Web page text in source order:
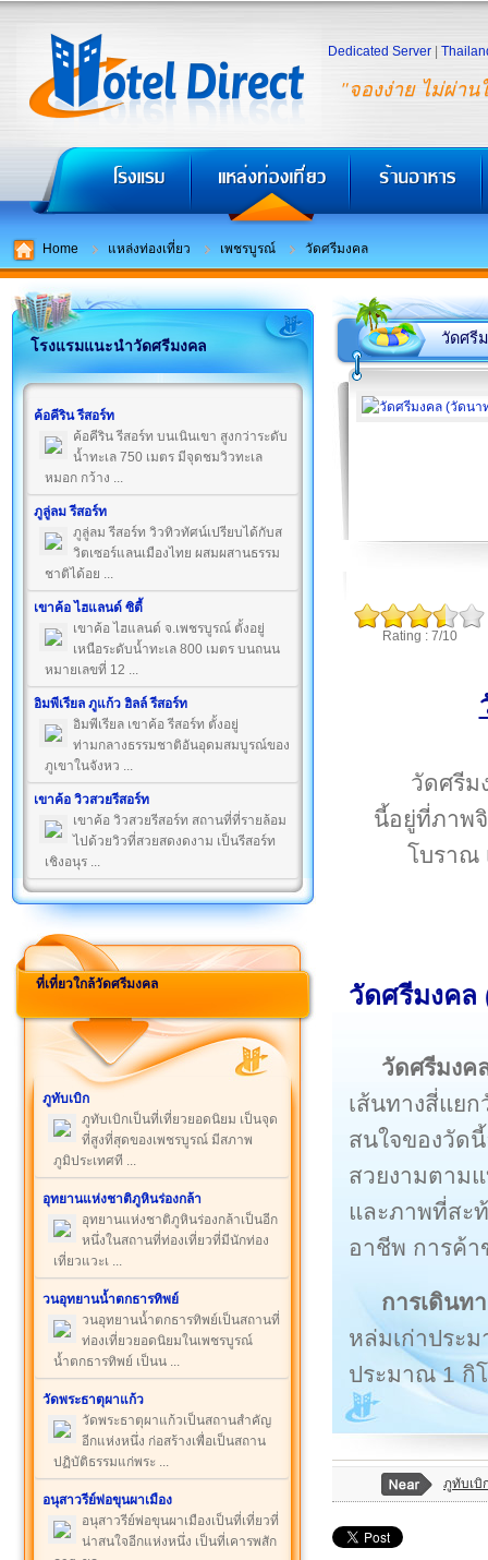
"จองง่าย ไม่ผ่าน
Dedicated Server
Home แหล่งท่องเที่ยว เพชรบูรณ์ วัดศรีมงคล
โรงแรมแนะนำวัดศรีมงคล
ค้อคีริน รีสอร์ท
ค้อคีริน รีสอร์ท บนเนินเขา สูงกว่าระดับ
น้ำทะเล 750 เมตร มีจุดชมวิวทะเล
หมอก กว้าง ...
ภูลู่ลม รีสอร์ท
ภูลู่ลม รีสอร์ท วิวทิวทัศน์เปรียบได้กับส
วิตเซอร์แลนเมืองไทย ผสมผสานธรรม
ชาติได้อย ...
เขาค้อ ไฮแลนด์ ซิตี้
เขาค้อ ไฮแลนด์ จ.เพชรบูรณ์ ตั้งอยู่
เหนือระดับน้ำทะเล 800 เมตร บนถนน
หมายเลขที่ 12 ...
อิมพีเรียล ภูแก้ว ฮิลล์ รีสอร์ท
อิมพีเรียล เขาค้อ รีสอร์ท ตั้งอยู่
ท่ามกลางธรรมชาติอันอุดมสมบูรณ์ของ
ภูเขาในจังหว ...
เขาค้อ วิวสวยรีสอร์ท
เขาค้อ วิวสวยรีสอร์ท สถานที่ที่รายล้อม
ไปด้วยวิวที่สวยสดงดงาม เป็นรีสอร์ท
เชิงอนุร ...
ที่เที่ยวใกล้วัดศรีมงคล
ภูทับเบิก
ภูทับเบิกเป็นที่เที่ยวยอดนิยม เป็นจุด
ที่สูงที่สุดของเพชรบูรณ์ มีสภาพ
ภูมิประเทศที ...
อุทยานแห่งชาติภูหินร่องกล้า
อุทยานแห่งชาติภูหินร่องกล้าเป็นอีก
หนึ่งในสถานที่ท่องเที่ยวที่มีนักท่อง
เที่ยวแวะเ ...
วนอุทยานน้ำตกธารทิพย์
วนอุทยานน้ำตกธารทิพย์เป็นสถานที่
ท่องเที่ยวยอดนิยมในเพชรบูรณ์
น้ำตกธารทิพย์ เป็นน ...
วัดพระธาตุผาแก้ว
วัดพระธาตุผาแก้วเป็นสถานสำคัญ
อีกแห่งหนึ่ง ก่อสร้างเพื่อเป็นสถาน
ปฏิบัติธรรมแก่พระ ...
อนุสาวรีย์พ่อขุนผาเมือง
อนุสาวรีย์พ่อขุนผาเมืองเป็นที่เที่ยวที่
น่าสนใจอีกแห่งหนึ่ง เป็นที่เคารพสัก
วัดศรี
Rating : 7/10
วัดศรีม
นี้อยู่ที่ภาพ
โบราณ
วัดศรีมงคล
วัดศรีมงค
เส้นทางสี่แยก
สนใจของวัด
สวยงามตาม
และภาพที่สะ
อาชีพ การค้า
การเดินท
หล่มเก่าประ
ประมาณ 1 กิ
ภูทับเบิ